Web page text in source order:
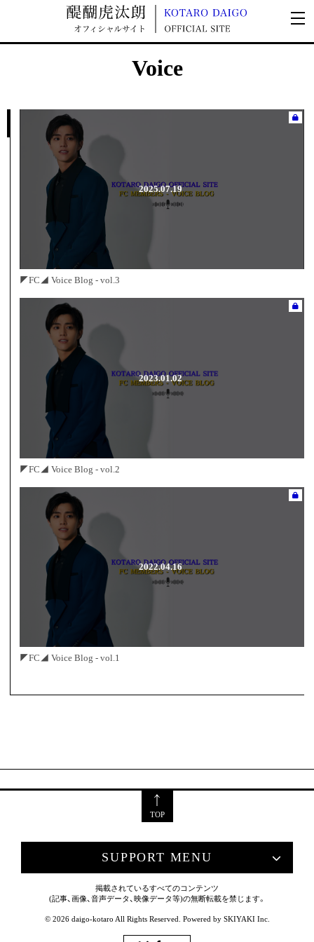
Voice
2025.07.19
◤FC◢ Voice Blog - vol.3
2023.01.02
◤FC◢ Voice Blog - vol.2
2022.04.16
◤FC◢ Voice Blog - vol.1
TOP
SUPPORT MENU
掲載されているすべてのコンテンツ
(記事、画像、音声データ、映像データ等)の無断転載を禁じます。
© 2026 daigo-kotaro All Rights Reserved. Powered by SKIYAKI Inc.